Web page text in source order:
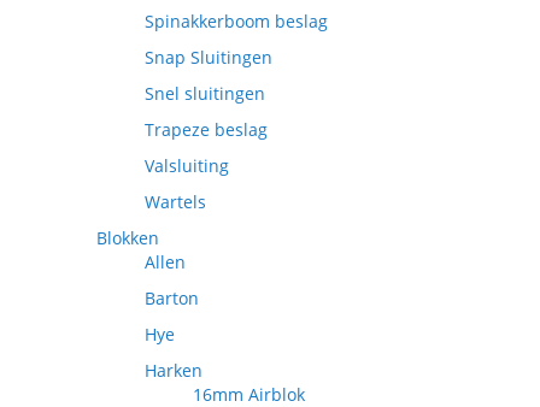
Spinakkerboom beslag
Snap Sluitingen
Snel sluitingen
Trapeze beslag
Valsluiting
Wartels
Blokken
Allen
Barton
Hye
Harken
16mm Airblok